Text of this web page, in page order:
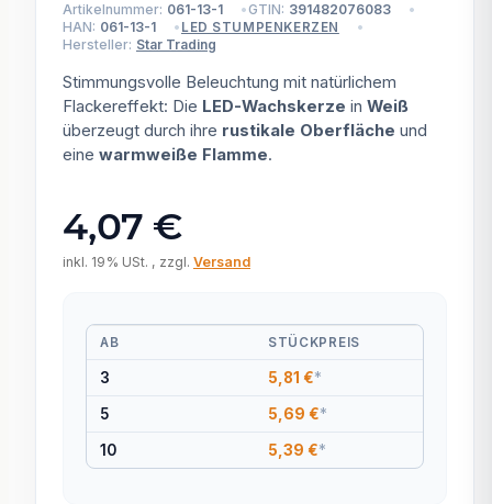
Artikelnummer: 061-13-1 GTIN: 391482076083
HAN: 061-13-1 LED STUMPENKERZEN
Hersteller: Star Trading
Stimmungsvolle Beleuchtung mit natürlichem
Flackereffekt: Die LED-Wachskerze in Weiß
überzeugt durch ihre rustikale Oberfläche und
eine warmweiße Flamme.
4,07 €
inkl. 19% USt. , zzgl. Versand
AB STÜCKPREIS
3 5,81 €*
5 5,69 €*
10 5,39 €*